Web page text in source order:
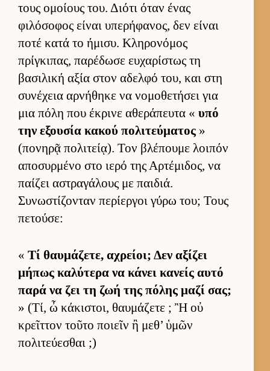
τους ομοί­ους του. Διότι όταν ένας
φιλόσοφος εί­ναι υπερήφανος, δεν εί­ναι
ποτέ κατά το ήμισυ. Κληρονόμος
πρίγκιπας, παρέδωσε ευ­χαρίστως τη
βασιλική αξία στον αδελφό του, και στη
συνέχεια αρ­νήθηκε να νομοθετήσει για
μια πόλη που έκρινε αθεράπευτα « υπό
την εξου­σία κακού πολιτεύ­ματος »
(πονηρᾷ πολιτεί­ᾳ). Τον βλέπουμε λοι­πόν
αποσυρ­μένο στο ιερό της Αρ­τέμιδος, να
παί­ζει αστραγάλους με παι­διά.
Συνωστίζονταν περίερ­γοι γύρω του; Τους
πετού­σε:
« Τί θαυ­μάζετε, αχρεί­οι; Δεν αξίζει
μήπως καλύτερα να κάνει κανείς αυτό
παρά να ζει τη ζωή της πόλης μαζί σας;
» (Τί, ὦ κάκιστοι, θαυ­μάζετε ; Ἢ οὐ
κρεῖτ­τον τοῦτο ποιεῖν ἢ μεθ’ ὑμῶν
πολιτεύ­εσθαι ;)